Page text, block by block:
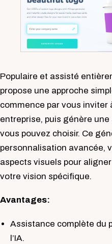
Populaire et assisté
propose une approche
commence par vous inviter
entreprise, puis génère
vous pouvez choisir. Ce
personnalisation avancée,
aspects visuels pour
votre vision spécifique.
Avantages:
Assistance complète du
l’IA.